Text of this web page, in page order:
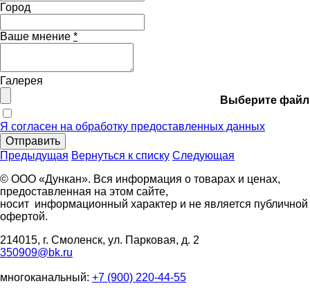
Город
Ваше мнение *
Галерея
Выберите файл
Я согласен на обработку предоставленных данных
Отправить
Предыдущая Вернуться к списку Следующая
© ООО «Дункан». Вся информация о товарах и ценах,
предоставленная на этом сайте,
носит информационный характер и не является публичной
офертой.
214015, г. Смоленск, ул. Парковая, д. 2
350909@bk.ru
многоканальный: +7 (900) 220-44-55